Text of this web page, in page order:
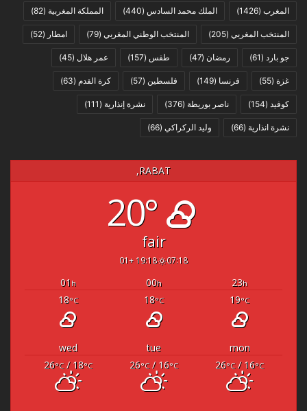
المغرب (1426) الملك محمد السادس (440) المملكة المغربية (82)
المنتخب المغربي (205) المنتخب الوطني المغربي (79) امطار (52)
جو بارد (61) رمضان (47) طقس (157) عمر هلال (45)
غزة (55) فرنسا (149) فلسطين (57) كرة القدم (63)
كوفيد (154) ناصر بوريطة (376) نشرة إنذارية (111)
نشرة انذارية (66) وليد الركراكي (66)
RABAT,
20°
fair
07:18
19:18 +01
23h
00h
01 h
19°C
18°C
18°C
mon
tue
wed
26°C/ 16°C
26°C/ 16°C
26°C/ 18°C